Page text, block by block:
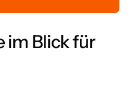
im Blick für